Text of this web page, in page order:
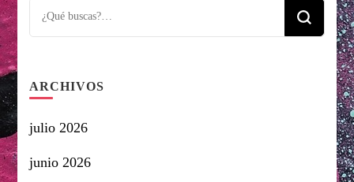
Looking
for
ARCHIVOS
julio 2026
junio 2026